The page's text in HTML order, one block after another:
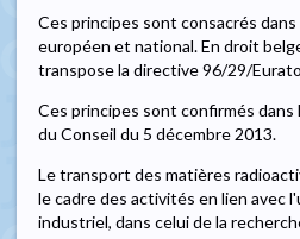
Ces principes sont consacrés
européen et national. En droit
transpose la directive 96/29/
Ces principes sont confirmés
du Conseil du 5 décembre 2013.
Le transport des matières
le cadre des activités en lien avec
industriel, dans celui de la